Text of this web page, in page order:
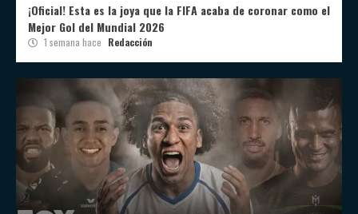
¡Oficial! Esta es la joya que la FIFA acaba de coronar como el
Mejor Gol del Mundial 2026
1 semana hace Redacción